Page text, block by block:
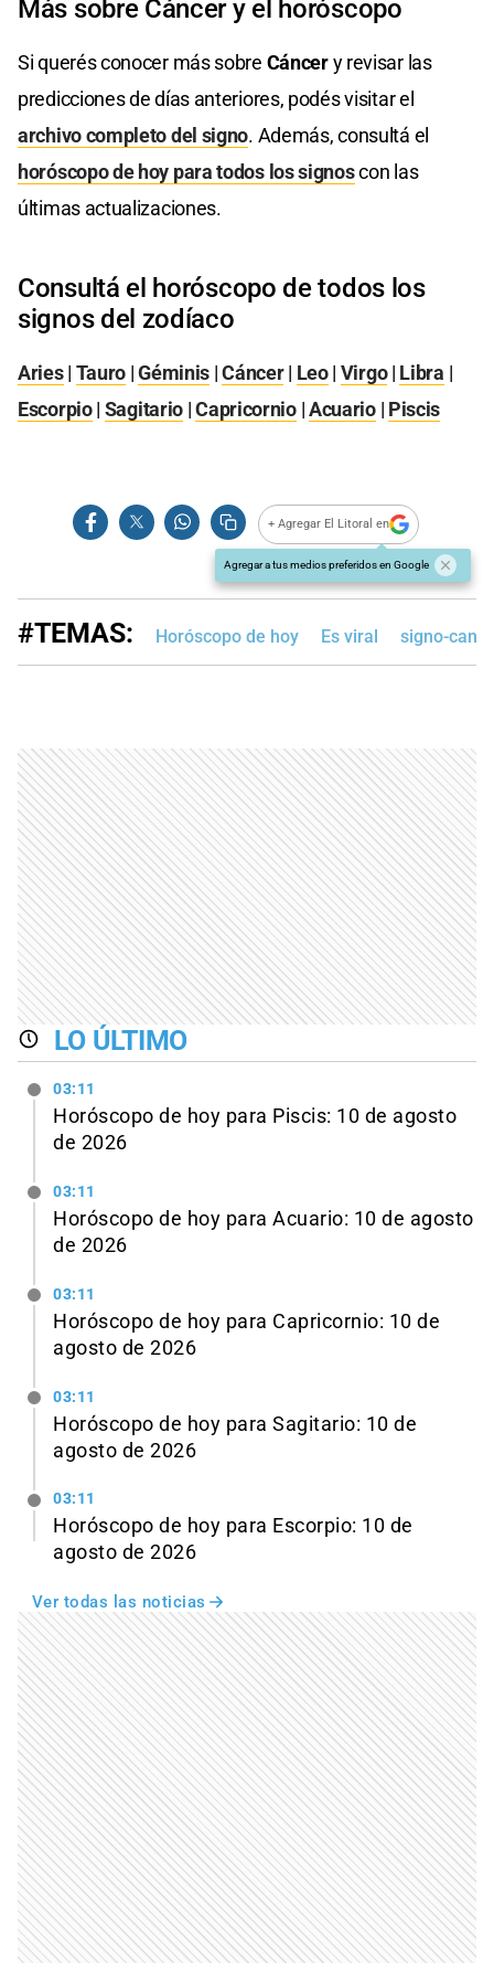
Más sobre Cáncer y el horóscopo
Si querés conocer más sobre Cáncery revisar las
predicciones de días anteriores, podés visitar el
archivo completo del signo. Además, consultá el
horóscopo de hoy para todos los signoscon las
últimas actualizaciones.
Consultá el horóscopo de todos los
signos del zodíaco
Aries| Tauro |Géminis |Cáncer| Leo| Virgo| Libra |
Escorpio| Sagitario |Capricornio|Acuario| Piscis
+ Agregar El Litoral en
Agregar a tus medios preferidos en Google
#TEMAS: Horóscopo de hoy Es viral signo-
LO ÚLTIMO
03:11
Horóscopo de hoy para Piscis: 10 de agosto
de 2026
03:11
Horóscopo de hoy para Acuario: 10 de agosto
de 2026
03:11
Horóscopo de hoy para Capricornio: 10 de
agosto de 2026
03:11
Horóscopo de hoy para Sagitario: 10 de
agosto de 2026
03:11
Horóscopo de hoy para Escorpio: 10 de
agosto de 2026
Ver todas las noticias